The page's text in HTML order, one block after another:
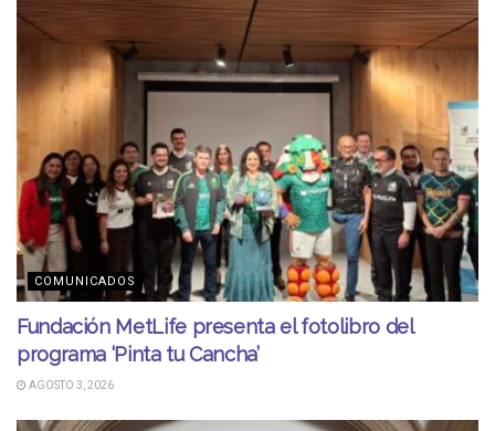
COMUNICADOS
Fundación MetLife presenta el fotolibro del
programa ‘Pinta tu Cancha’
AGOSTO 3, 2026